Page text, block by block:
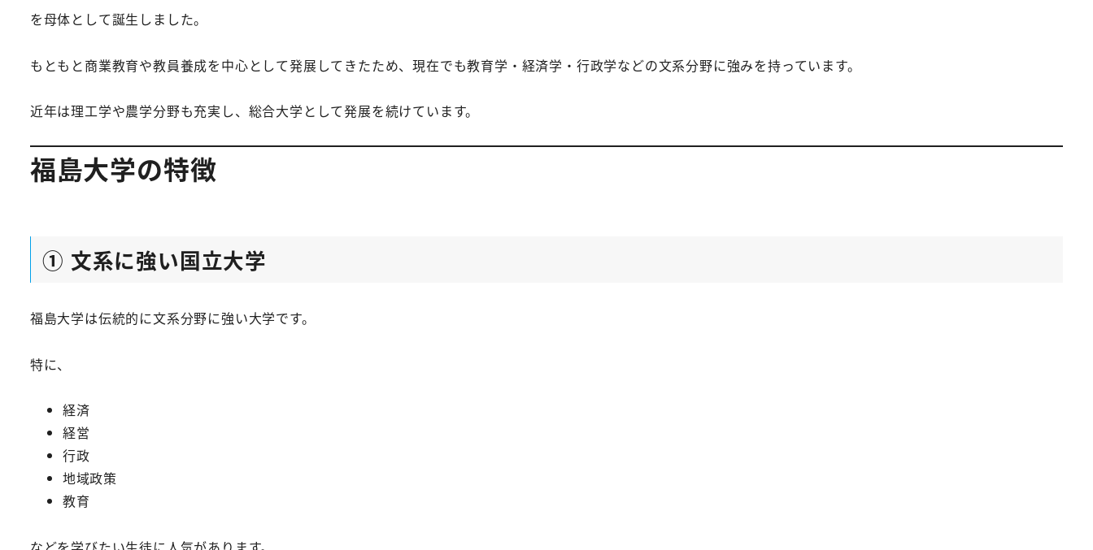
を母体として誕生しました。
もともと商業教育や教員養成を中心として発展してきたため、現在でも教育学・経済学・行政学などの文系分野に強みを持っています。
近年は理工学や農学分野も充実し、総合大学として発展を続けています。
福島大学の特徴
① 文系に強い国立大学
福島大学は伝統的に文系分野に強い大学です。
特に、
経済
経営
行政
地域政策
教育